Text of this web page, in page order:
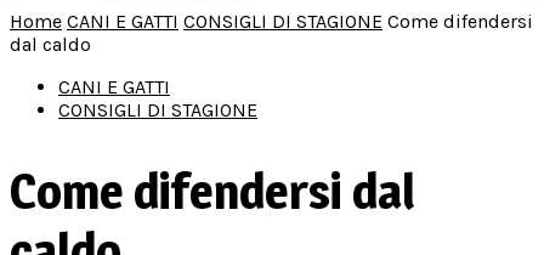
Home CANI E GATTI CONSIGLI DI STAGIONE Come difendersi
dal caldo
CANI E GATTI
CONSIGLI DI STAGIONE
Come difendersi dal